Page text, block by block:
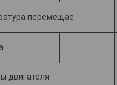
перемещае­
двигателя